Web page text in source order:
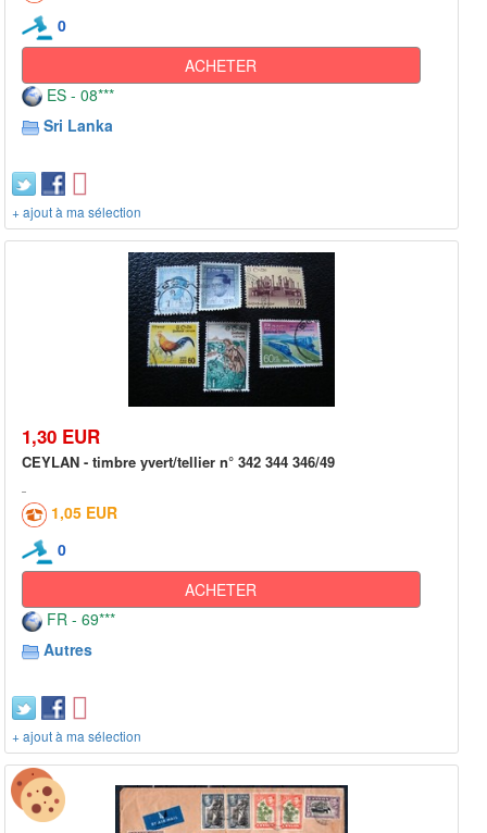
0
ACHETER
ES - 08***
Sri Lanka
+ ajout à ma sélection
1,30 EUR
CEYLAN - timbre yvert/tellier n° 342 344 346/49
1,05 EUR
0
ACHETER
FR - 69***
Autres
+ ajout à ma sélection